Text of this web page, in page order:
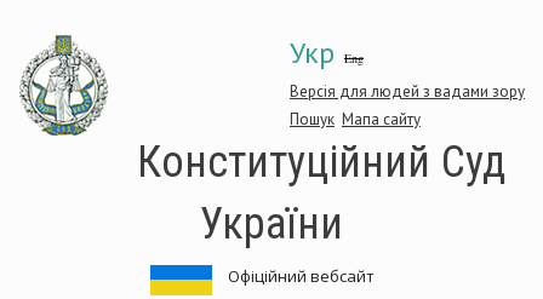
основного
матеріалу
Укр Eng
Версія для людей з вадами зору
Пошук Мапа сайту
Конституційний Суд
України
Офіційний вебсайт